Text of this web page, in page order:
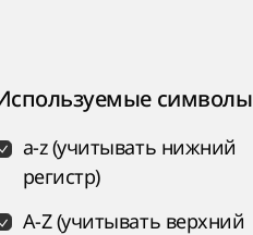
символы
a-z (учитывать нижний
регистр)
A-Z (учитывать верхний